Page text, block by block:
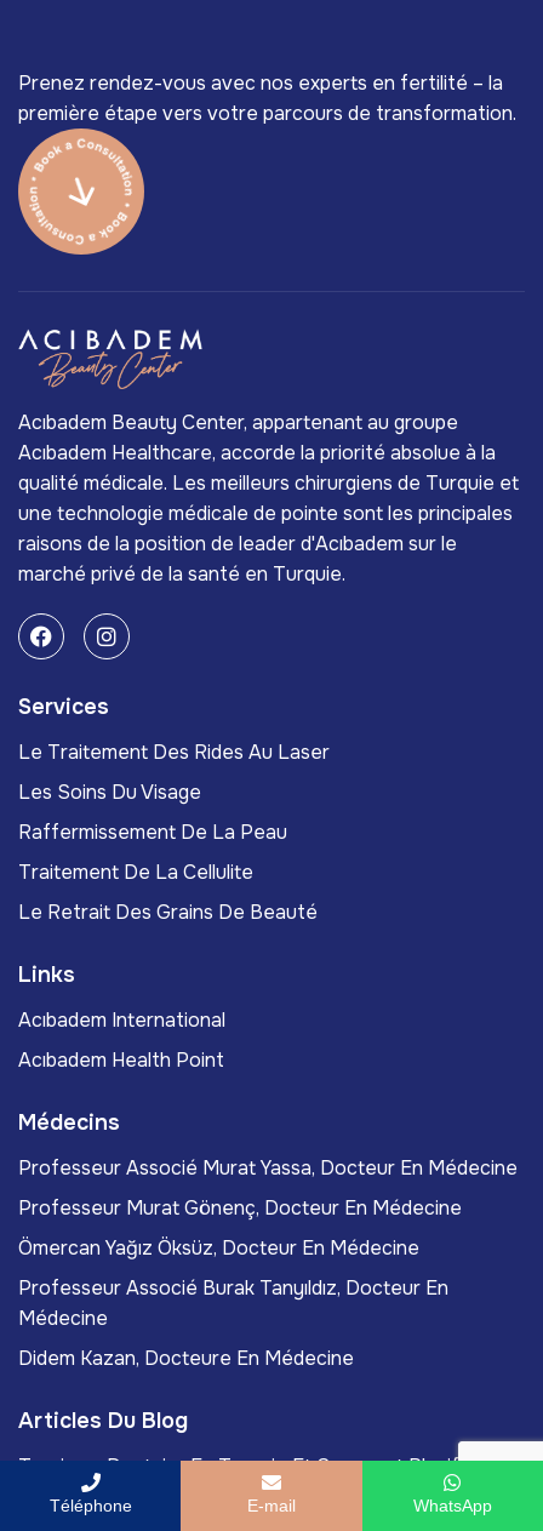
Prenez rendez-vous avec nos experts en fertilité – la
première étape vers votre parcours de transformation.
Acıbadem Beauty Center, appartenant au groupe
Acıbadem Healthcare, accorde la priorité absolue à la
qualité médicale. Les meilleurs chirurgiens de Turquie et
une technologie médicale de pointe sont les principales
raisons de la position de leader d'Acıbadem sur le
marché privé de la santé en Turquie.
Services
Le Traitement Des Rides Au Laser
Les Soins Du Visage
Raffermissement De La Peau
Traitement De La Cellulite
Le Retrait Des Grains De Beauté
Links
Acıbadem International
Acıbadem Health Point
Médecins
Professeur Associé Murat Yassa, Docteur En Médecine
Professeur Murat Gönenç, Docteur En Médecine
Ömercan Yağız Öksüz, Docteur En Médecine
Professeur Associé Burak Tanyıldız, Docteur En
Médecine
Didem Kazan, Docteure En Médecine
Articles Du Blog
Tourisme Dentaire En Turquie Et Comment Planifier
Votre Traitement En 2026
Téléphone E-mail WhatsApp